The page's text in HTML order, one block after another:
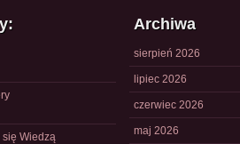
Wiedzą
Archiwa
sierpień 2026
lipiec 2026
czerwiec 2026
maj 2026